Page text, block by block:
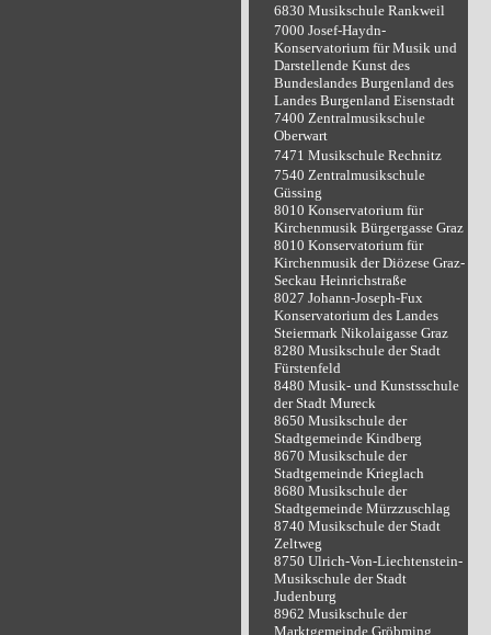
6830 Musikschule Rankweil
7000 Josef-Haydn-
Konservatorium für Musik und
Darstellende Kunst des
Bundeslandes Burgenland des
Landes Burgenland Eisenstadt
7400 Zentralmusikschule
Oberwart
7471 Musikschule Rechnitz
7540 Zentralmusikschule
Güssing
8010 Konservatorium für
Kirchenmusik Bürgergasse Graz
8010 Konservatorium für
Kirchenmusik der Diözese Graz-
Seckau Heinrichstraße
8027 Johann-Joseph-Fux
Konservatorium des Landes
Steiermark Nikolaigasse Graz
8280 Musikschule der Stadt
Fürstenfeld
8480 Musik- und Kunstsschule
der Stadt Mureck
8650 Musikschule der
Stadtgemeinde Kindberg
8670 Musikschule der
Stadtgemeinde Krieglach
8680 Musikschule der
Stadtgemeinde Mürzzuschlag
8740 Musikschule der Stadt
Zeltweg
8750 Ulrich-Von-Liechtenstein-
Musikschule der Stadt
Judenburg
8962 Musikschule der
Marktgemeinde Gröbming